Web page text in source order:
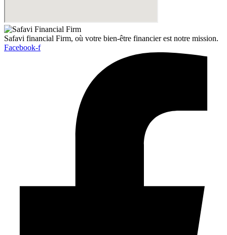
Safavi financial Firm, où votre bien-être financier est notre mission.
Facebook-f